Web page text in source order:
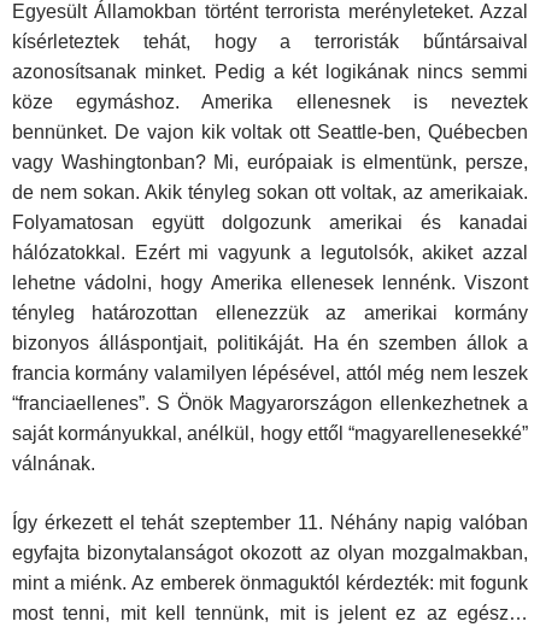
Egyesült Államokban történt terrorista merényleteket. Azzal
kísérleteztek tehát, hogy a terroristák bűntársaival
azonosítsanak minket. Pedig a két logikának nincs semmi
köze egymáshoz. Amerika ellenesnek is neveztek
bennünket. De vajon kik voltak ott Seattle-ben, Québecben
vagy Washingtonban? Mi, európaiak is elmentünk, persze,
de nem sokan. Akik tényleg sokan ott voltak, az amerikaiak.
Folyamatosan együtt dolgozunk amerikai és kanadai
hálózatokkal. Ezért mi vagyunk a legutolsók, akiket azzal
lehetne vádolni, hogy Amerika ellenesek lennénk. Viszont
tényleg határozottan ellenezzük az amerikai kormány
bizonyos álláspontjait, politikáját. Ha én szemben állok a
francia kormány valamilyen lépésével, attól még nem leszek
“franciaellenes”. S Önök Magyarországon ellenkezhetnek a
saját kormányukkal, anélkül, hogy ettől “magyarellenesekké”
válnának.
Így érkezett el tehát szeptember 11. Néhány napig valóban
egyfajta bizonytalanságot okozott az olyan mozgalmakban,
mint a miénk. Az emberek önmaguktól kérdezték: mit fogunk
most tenni, mit kell tennünk, mit is jelent ez az egész…